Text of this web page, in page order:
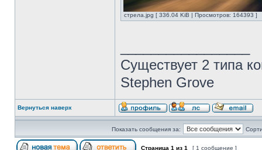
стрела.jpg [ 336.04 KiB | Просмотров: 164393 ]
Существует 2 типа
Stephen Grove
Вернуться наверх
Показать сообщения за:
Страница 1 из 1 [ 1 сообщение ]